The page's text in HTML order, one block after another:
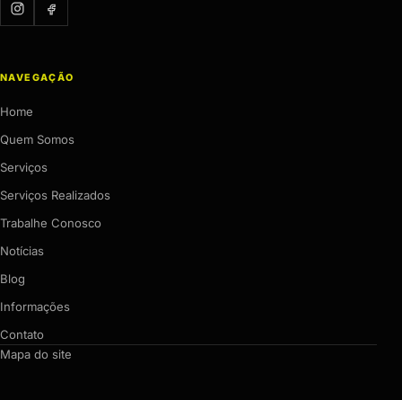
NAVEGAÇÃO
Home
Quem Somos
Serviços
Serviços Realizados
Trabalhe Conosco
Notícias
Blog
Informações
Contato
Mapa do site